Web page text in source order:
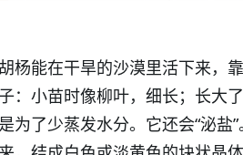
胡杨能在干旱的沙漠里活下来，
：小苗时像柳叶，细长；长大
为了少蒸发水分。它还会“泌